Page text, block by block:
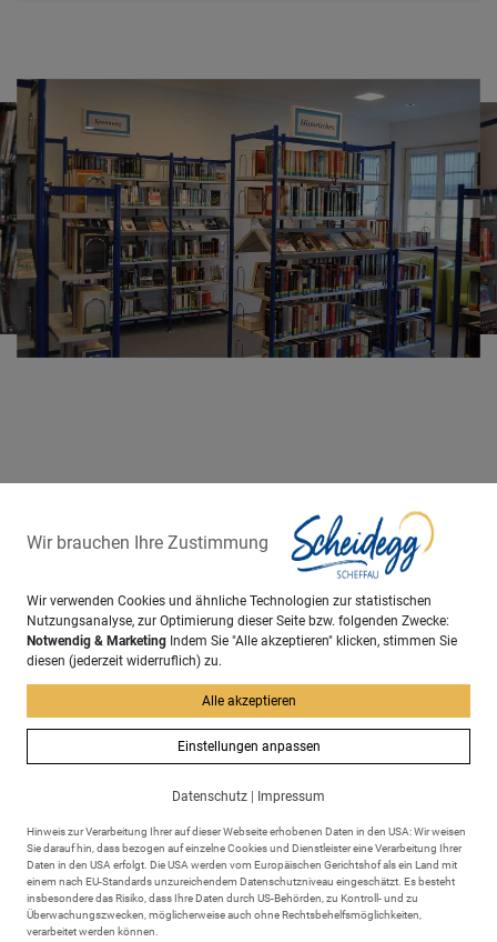
Machen Sie aus Ihrem Urlaub mehr!
Wir brauchen Ihre Zustimmung
Wir verwenden Cookies und ähnliche Technologien zur statistischen
Nutzungsanalyse, zur Optimierung dieser Seite bzw. folgenden Zwecke:
Notwendig & Marketing Indem Sie "Alle akzeptieren" klicken, stimmen Sie
diesen (jederzeit widerruflich) zu.
Alle akzeptieren
Einstellungen anpassen
Datenschutz | Impressum
Hinweis zur Verarbeitung Ihrer auf dieser Webseite erhobenen Daten in den USA: Wir weisen
Sie darauf hin, dass bezogen auf einzelne Cookies und Dienstleister eine Verarbeitung Ihrer
Daten in den USA erfolgt. Die USA werden vom Europäischen Gerichtshof als ein Land mit
einem nach EU-Standards unzureichendem Datenschutzniveau eingeschätzt. Es besteht
insbesondere das Risiko, dass Ihre Daten durch US-Behörden, zu Kontroll- und zu
Überwachungszwecken, möglicherweise auch ohne Rechtsbehelfsmöglichkeiten,
verarbeitet werden können.